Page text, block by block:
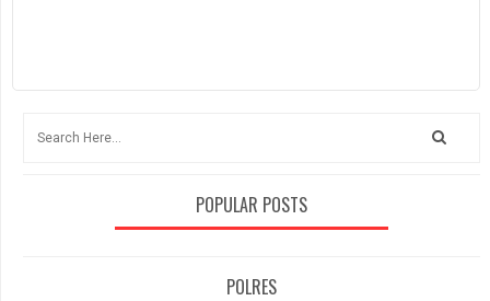
POPULAR POSTS
POLRES